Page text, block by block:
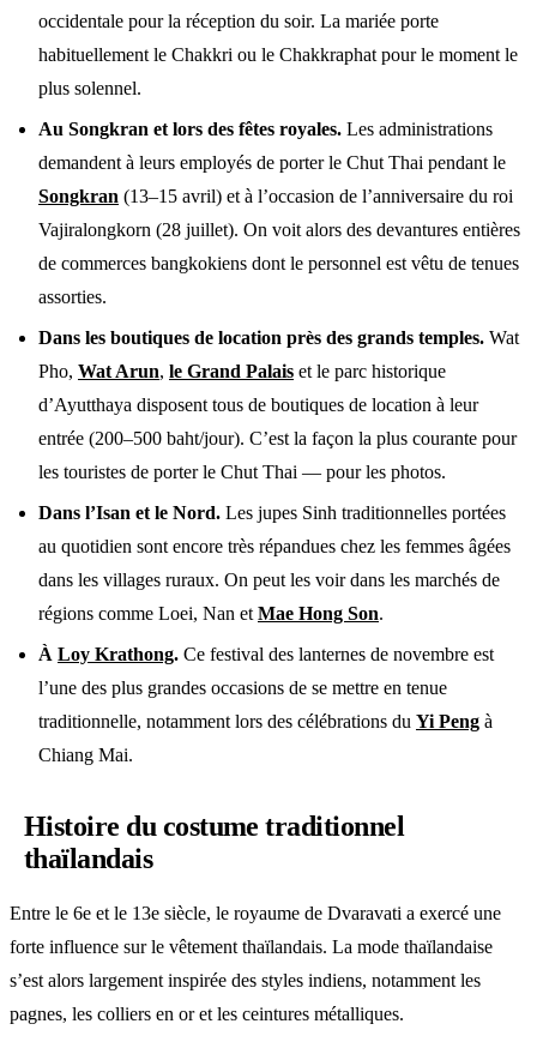
occidentale pour la réception du soir. La mariée porte
habituellement le Chakkri ou le Chakkraphat pour le moment le
plus solennel.
Au Songkran et lors des fêtes royales. Les administrations
demandent à leurs employés de porter le Chut Thai pendant le
Songkran (13–15 avril) et à l’occasion de l’anniversaire du roi
Vajiralongkorn (28 juillet). On voit alors des devantures entières
de commerces bangkokiens dont le personnel est vêtu de tenues
assorties.
Dans les boutiques de location près des grands temples. Wat
Pho, Wat Arun, le Grand Palais et le parc historique
d’Ayutthaya disposent tous de boutiques de location à leur
entrée (200–500 baht/jour). C’est la façon la plus courante pour
les touristes de porter le Chut Thai — pour les photos.
Dans l’Isan et le Nord. Les jupes Sinh traditionnelles portées
au quotidien sont encore très répandues chez les femmes âgées
dans les villages ruraux. On peut les voir dans les marchés de
régions comme Loei, Nan et Mae Hong Son.
À Loy Krathong. Ce festival des lanternes de novembre est
l’une des plus grandes occasions de se mettre en tenue
traditionnelle, notamment lors des célébrations du Yi Peng à
Chiang Mai.
Histoire du costume traditionnel
thaïlandais
Entre le 6e et le 13e siècle, le royaume de Dvaravati a exercé une
forte influence sur le vêtement thaïlandais. La mode thaïlandaise
s’est alors largement inspirée des styles indiens, notamment les
pagnes, les colliers en or et les ceintures métalliques.